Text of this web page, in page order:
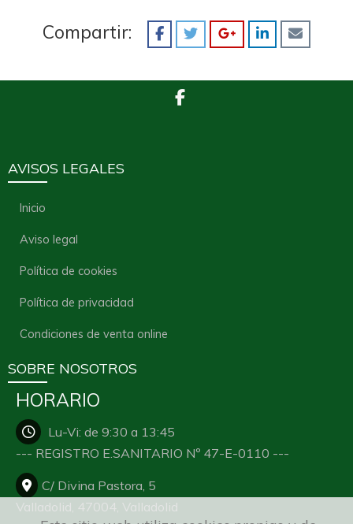
Compartir:
AVISOS LEGALES
Inicio
Aviso legal
Política de cookies
Política de privacidad
Condiciones de venta online
SOBRE NOSOTROS
HORARIO
Lu-Vi: de 9:30 a 13:45
--- REGISTRO E.SANITARIO Nº 47-E-0110 ---
C/ Divina Pastora, 5
Valladolid, 47004, Valladolid